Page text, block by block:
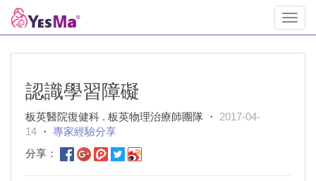
認識學習障礙
板英醫院復健科 . 板英物理治療師團隊 ・ 2017-04-
14 ・ 專家經驗分享
分享：